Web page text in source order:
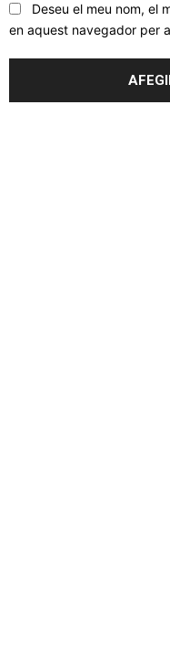
Deseu el meu nom, el
en aquest navegador per